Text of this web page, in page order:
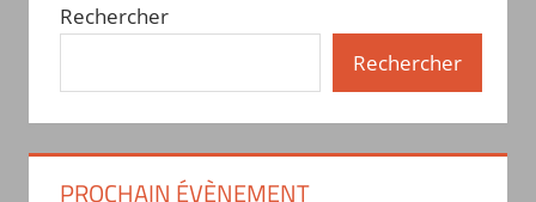
Rechercher
Rechercher
PROCHAIN ÉVÈNEMENT